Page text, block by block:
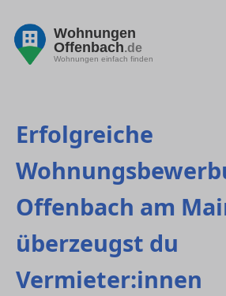
Wohnungen
Offenbach.de
Wohnungen einfach finden
Erfolgreiche
Offenbach am
überzeugst du
Vermieter:innen